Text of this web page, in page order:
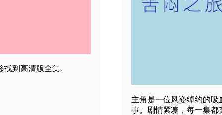
到高清版全集。
主角是一位风姿绰约的
事。剧情紧凑，每一集都